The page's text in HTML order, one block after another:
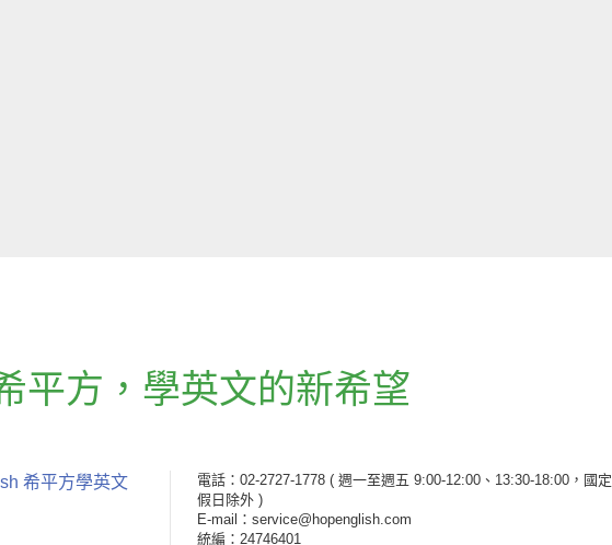
平方 ， 學英文的新希望
希平方學英文 電話：02-2727-1778 ( 週一至週五 9:00-12:00、13:30-18:00，國定
假日除外 )
E-mail：service@hopenglish.com
統編：24746401